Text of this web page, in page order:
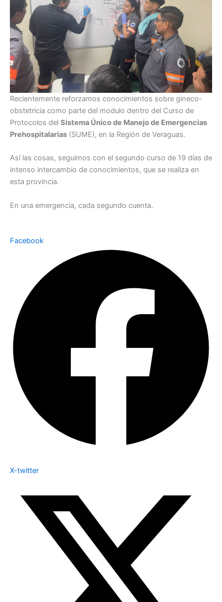
Recientemente reforzamos conocimientos sobre gineco-
obstetricia como parte del modulo dentro del Curso de
Protocolos del Sistema Único de Manejo de Emergencias
Prehospitalarias (SUME), en la Región de Veraguas.
Así las cosas, seguimos con el segundo curso de 19 días de
intenso intercambio de conocimientos, que se realiza en
esta provincia.
En una emergencia, cada segundo cuenta.
Facebook
X-twitter